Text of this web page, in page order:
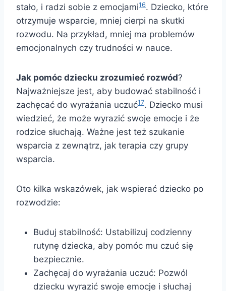
stało, i radzi sobie z emocjami16. Dziecko, które
otrzymuje wsparcie, mniej cierpi na skutki
rozwodu. Na przykład, mniej ma problemów
emocjonalnych czy trudności w nauce.
Jak pomóc dziecku zrozumieć rozwód?
Najważniejsze jest, aby budować stabilność i
zachęcać do wyrażania uczuć17. Dziecko musi
wiedzieć, że może wyrazić swoje emocje i że
rodzice słuchają. Ważne jest też szukanie
wsparcia z zewnątrz, jak terapia czy grupy
wsparcia.
Oto kilka wskazówek, jak wspierać dziecko po
rozwodzie:
Buduj stabilność: Ustabilizuj codzienny
rutynę dziecka, aby pomóc mu czuć się
bezpiecznie.
Zachęcaj do wyrażania uczuć: Pozwól
dziecku wyrazić swoje emocje i słuchaj